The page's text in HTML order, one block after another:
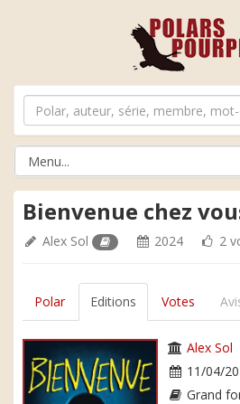
Bienvenue chez
Alex Sol 2024 2
Polar Editions Votes
Alex Sol
11/04/
Grand